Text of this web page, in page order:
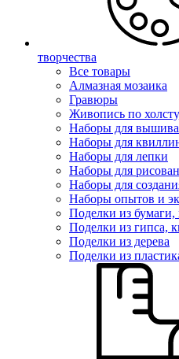
творчества
Все товары
Алмазная мозаика
Гравюры
Живопись по
Наборы для
Наборы для
Наборы для лепки
Наборы для
Наборы для
Наборы опытов и
Поделки из бумаги,
Поделки из гипса,
Поделки из дерева
Поделки из